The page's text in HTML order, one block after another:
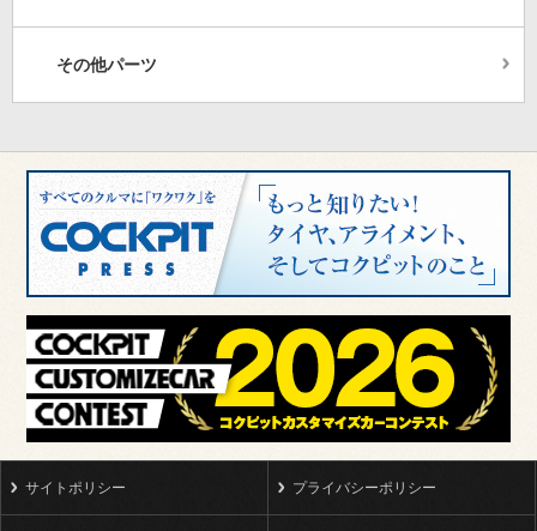
その他パーツ
サイトポリシー プライバシーポリシー